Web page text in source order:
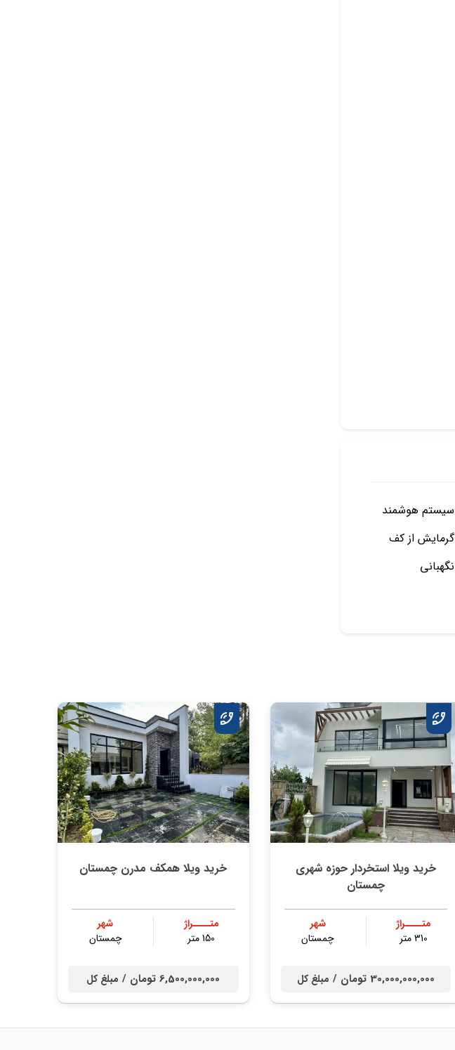
سیستم هوشمند
گرمایش از کف
نگهبانی
خرید ویلا استخردار حوزه شهری
چمستان
متــــراژ
310 متر
شهر
چمستان
30,000,000,000 تومان / مبلغ کل
خرید ویلا همکف مدرن چمستان
متــــراژ
150 متر
شهر
چمستان
6,500,000,000 تومان / مبلغ کل